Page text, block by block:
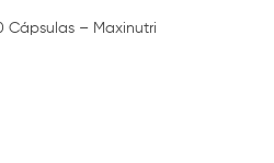
Cápsulas – Maxinutri